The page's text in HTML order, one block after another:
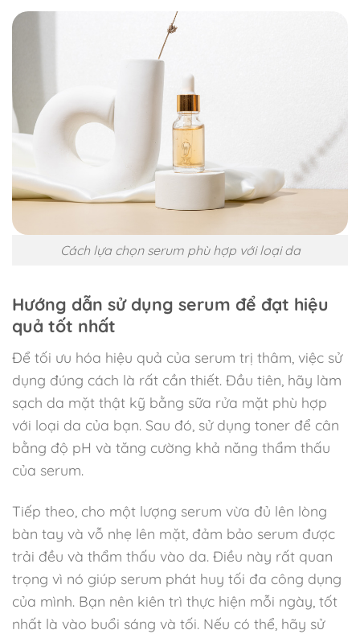
Cách lựa chọn serum phù hợp với loại da
Hướng dẫn sử dụng serum để đạt hiệu
quả tốt nhất
Để tối ưu hóa hiệu quả của serum trị thâm, việc sử
dụng đúng cách là rất cần thiết. Đầu tiên, hãy làm
sạch da mặt thật kỹ bằng sữa rửa mặt phù hợp
với loại da của bạn. Sau đó, sử dụng toner để cân
bằng độ pH và tăng cường khả năng thẩm thấu
của serum.
Tiếp theo, cho một lượng serum vừa đủ lên lòng
bàn tay và vỗ nhẹ lên mặt, đảm bảo serum được
trải đều và thẩm thấu vào da. Điều này rất quan
trọng vì nó giúp serum phát huy tối đa công dụng
của mình. Bạn nên kiên trì thực hiện mỗi ngày, tốt
nhất là vào buổi sáng và tối. Nếu có thể, hãy sử